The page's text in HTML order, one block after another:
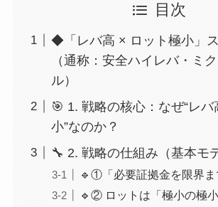
目次
◆「レバ高 × ロット極小」
（通称：安全ハイレバ・ミ
ル）
🎯 1. 戦略の核心：なぜ“レ
小”なのか？
🔧 2. 戦略の仕組み（基本モ
🔹①「必要証拠金を限界ま
🔹② ロットは「極小の極小